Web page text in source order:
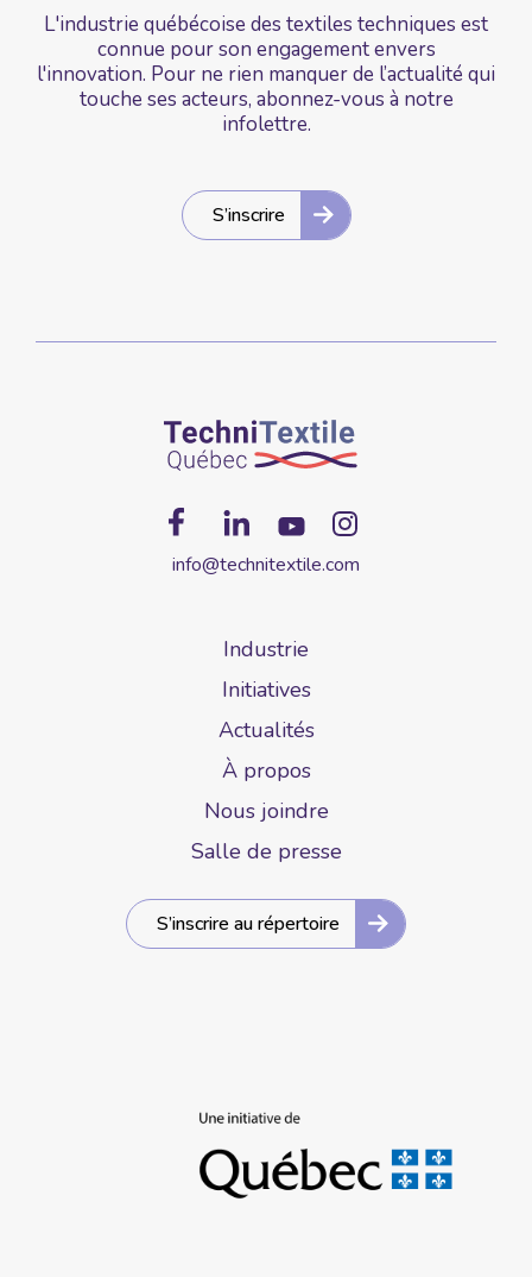
L'industrie québécoise des textiles techniques est
connue pour son engagement envers
l'innovation. Pour ne rien manquer de l’actualité qui
touche ses acteurs, abonnez-vous à notre
infolettre.
S’inscrire
info@technitextile.com
Industrie
Initiatives
Actualités
À propos
Nous joindre
Salle de presse
S’inscrire au répertoire